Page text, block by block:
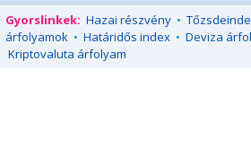
Gyorslinkek: Hazai részvény •
árfolyamok • Határidős index • Deviza
Kriptovaluta árfolyam